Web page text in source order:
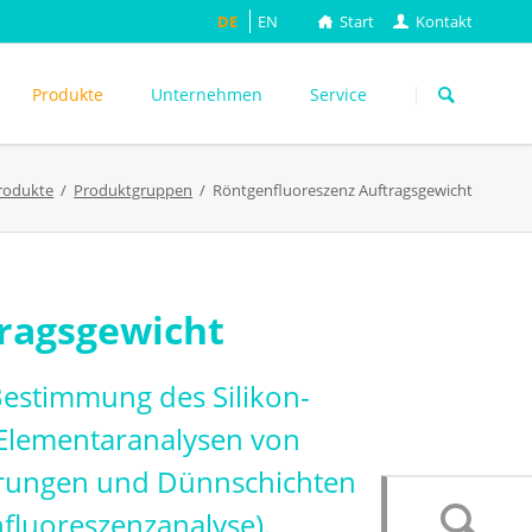
Start Kontakt
DE EN
überspringen
Produkte
ASTM
DIN EN
TAPPI
Unternehmen Service
Produktgruppen Röntgenfluoreszenz Auftragsgewicht
des Silikon-
von
und Dünnschichten